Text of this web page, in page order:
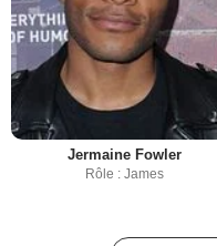
Jermaine Fowler
Rôle : James